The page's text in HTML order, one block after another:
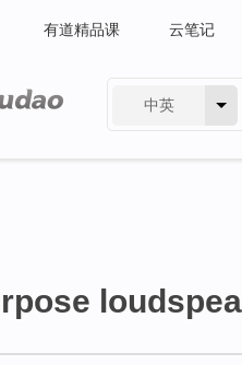
有道精品课 云笔记
中英